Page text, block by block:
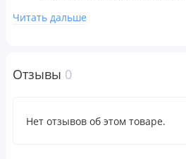
Норвегии продукты, содержащие
содержит 230 мг омега-3 в 1
Читать дальше
Отзывы 0
Нет отзывов об этом товаре.